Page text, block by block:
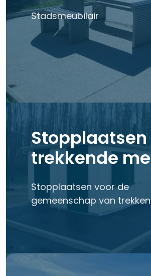
Stadsmeubilair
Stopplaatsen
trekkende
Stopplaatsen voor de
gemeenschap van